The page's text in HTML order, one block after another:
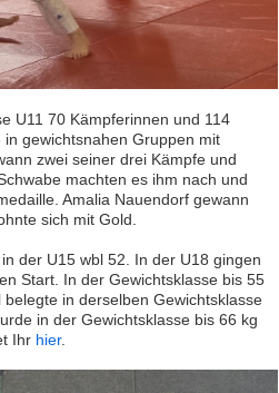
U11 70 Kämpferinnen und 114
gewichtsnahen Gruppen mit
zwei seiner drei Kämpfe und
machten es ihm nach und
Amalia Nauendorf gewann
sich mit Gold.
der U15 wbl 52. In der U18 gingen
Start. In der Gewichtsklasse bis 55
in derselben Gewichtsklasse
in der Gewichtsklasse bis 66 kg
Ihr hier.